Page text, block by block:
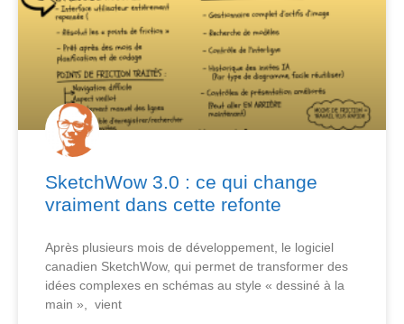
SketchWow 3.0 : ce qui change
vraiment dans cette refonte
Après plusieurs mois de développement, le logiciel
canadien SketchWow, qui permet de transformer des
idées complexes en schémas au style « dessiné à la
main », vient